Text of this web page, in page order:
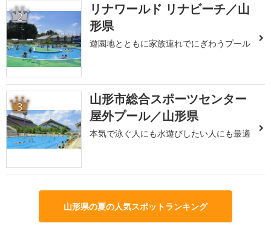
2
リナワールド リナビーチ／山
形県
遊園地とともに家族連れでにぎわうプール
3
山形市総合スポーツセンター
屋外プール／山形県
本気で泳ぐ人にも水遊びしたい人にも最適
山形県の夏の人気スポットランキング